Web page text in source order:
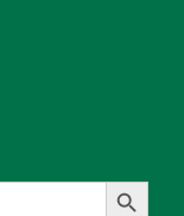
Search Button